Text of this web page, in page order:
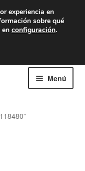
EUR
m. a 4 p. m.
Menú
experiencia en
sobre qué
configuración.